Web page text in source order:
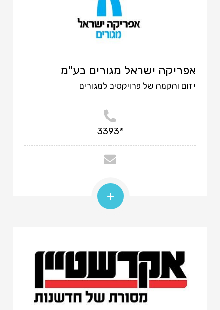
אפריקה ישראל מגורים בע"מ
ייזום והקמה של פרויקטים למגורים
*3393
+